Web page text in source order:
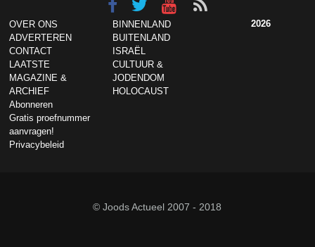
OVER ONS
ADVERTEREN
CONTACT
LAATSTE
MAGAZINE &
ARCHIEF
Abonneren
Gratis proefnummer
aanvragen!
Privacybeleid
BINNENLAND
BUITENLAND
ISRAËL
CULTUUR &
JODENDOM
HOLOCAUST
2026
© Joods Actueel 2007 - 2018